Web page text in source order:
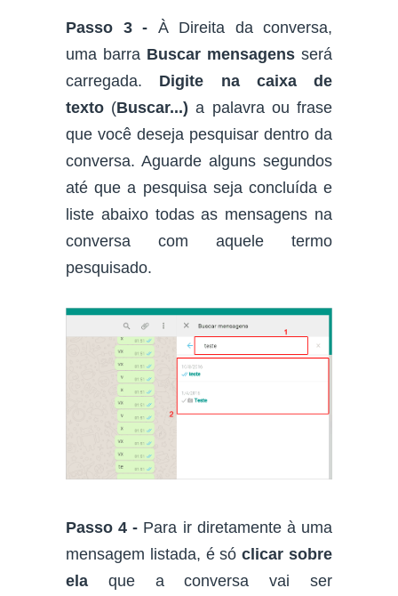
Passo 3 - À Direita da conversa,
uma barra Buscar mensagens será
carregada. Digite na caixa de
texto (Buscar...) a palavra ou frase
que você deseja pesquisar dentro da
conversa. Aguarde alguns segundos
até que a pesquisa seja concluída e
liste abaixo todas as mensagens na
conversa com aquele termo
pesquisado.
Passo 4 - Para ir diretamente à uma
mensagem listada, é sóclicar sobre
ela que a conversa vai ser